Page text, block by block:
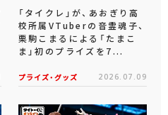
「タイクレ」が、あおぎり高
校所属VTuberの音霊魂子、
栗駒こまるによる「たまこ
ま」初のプライズを7...
プライズ・グッズ 2026.07.09